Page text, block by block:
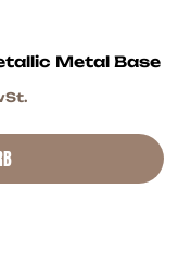
Metal Base